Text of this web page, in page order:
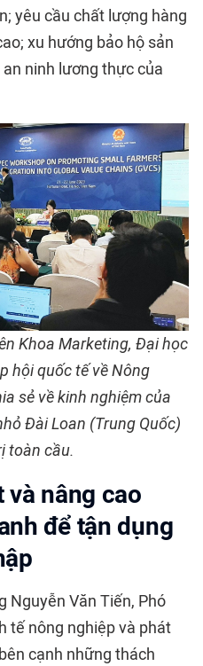
yêu cầu chất lượng hàng
xu hướng bảo hộ sản
ninh lương thực của
Khoa Marketing, Đại học
hội quốc tế về Nông
sẻ về kinh nghiệm của
Đài Loan (Trung Quốc)
toàn cầu.
và nâng cao
để tận dụng
Nguyễn Văn Tiến, Phó
tế nông nghiệp và phát
cạnh những thách